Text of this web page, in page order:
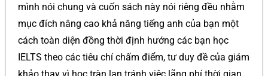
mình nói chung và cuốn sách này nói riêng đều nhằm
mục đích nâng cao khả năng tiếng anh của bạn một
cách toàn diện đồng thời định hướng các bạn học
IELTS theo các tiêu chí chấm điểm, tư duy đề của giám